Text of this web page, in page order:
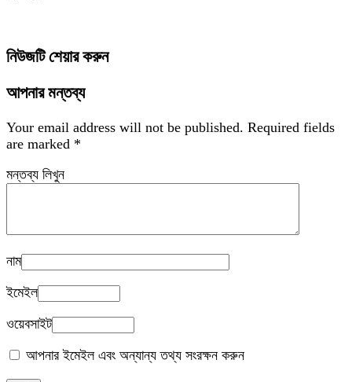
নিউজটি শেয়ার করুন
আপনার মন্তব্য
Your email address will not be published. Required fields
are marked *
মন্তব্য লিখুন
নাম
ইমেইল
ওয়েবসাইট
আপনার ইমেইল এবং অন্যান্য তথ্য সংরক্ষন করুন